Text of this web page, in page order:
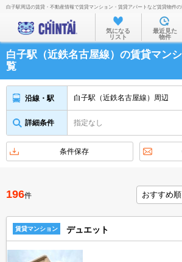
お部屋を探す
沿線・駅から
住所から
家賃相場から
不動産会社
白子駅周辺の賃貸・不動産情報で賃貸マンション・賃貸アパートなど賃貸物件の
気になる
リスト
最近見た
物件
白子駅（近鉄名古屋線）の賃貸マン
覧
沿線・駅 白子駅（近鉄名古屋線）周辺
詳細条件 指定なし
条件保存
196件
賃貸マンション デュエット